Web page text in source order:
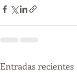
Entradas recientes